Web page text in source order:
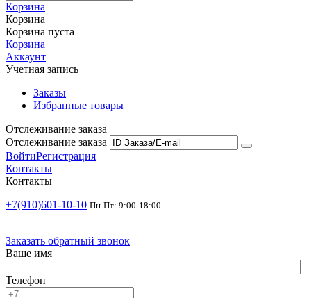
Корзина
Корзина
Корзина пуста
Корзина
Аккаунт
Учетная запись
Заказы
Избранные товары
Отслеживание заказа
Отслеживание заказа
ВойтиРегистрация
Контакты
Контакты
+7(910)601-10-10 Пн-Пт: 9:00-18:00
Заказать обратный звонок
Ваше имя
Телефон